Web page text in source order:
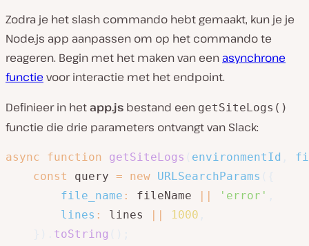
Zodra je het slash commando hebt gemaakt, kun je je
Node.js app aanpassen om op het commando te
reageren. Begin met het maken van een asynchrone
functie voor interactie met het endpoint.
Definieer in hetapp.js bestand een getSiteLogs()
functie die drie parameters ontvangt van Slack:
async function getSiteLogs environmentId
const
query = new URLSearchParams
file_name : fileName 'error'
lines : lines 1000
toString